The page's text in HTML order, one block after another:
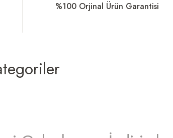
%100 Orjinal Ürün Garantisi